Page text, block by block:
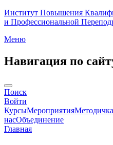
Институт Повышения
и Профессиональной
Меню
Навигация по
Поиск
Войти
КурсыМероприятияМетодичка
насОбъединение
Главная